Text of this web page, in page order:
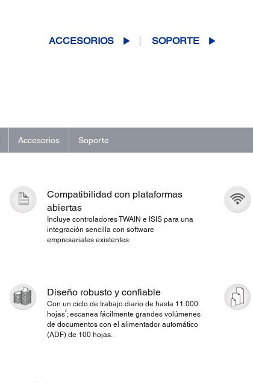
Enlace
en
ACCESORIOS SOPORTE
Accesorios Soporte
Compatibilidad con plataformas
abiertas
Incluye controladores TWAIN e ISIS para una
integración sencilla con software
empresariales existentes
Diseño robusto y confiable
Con un ciclo de trabajo diario de hasta 11.000
hojas5 ; escanea fácilmente grandes volúmenes
de documentos con el alimentador automático
(ADF) de 100 hojas.